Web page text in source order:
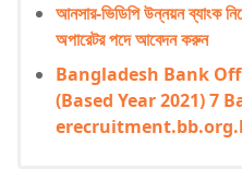
আনসার-ভিডিপি উন্নয়ন ব্যাংক
অপারেটর পদে আবেদন করুন
Bangladesh Bank
(Based Year 2021) 7